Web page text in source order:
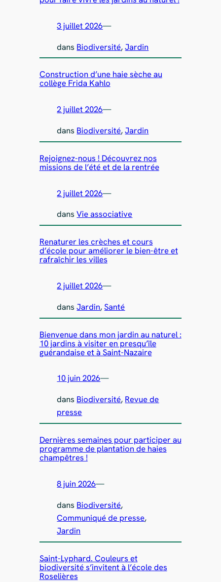
3 juillet 2026—
dans Biodiversité, Jardin
Construction d’une haie sèche au
collège Frida Kahlo
2 juillet 2026—
dans Biodiversité, Jardin
Rejoignez-nous ! Découvrez nos
missions de l’été et de la rentrée
2 juillet 2026—
dansVie associative
Renaturer les crèches et cours
d’école pour améliorer le bien-être et
rafraîchir les villes
2 juillet 2026—
dansJardin, Santé
Bienvenue dans mon jardin au naturel :
10 jardins à visiter en presqu’île
guérandaise et à Saint-Nazaire
10 juin 2026—
dans Biodiversité, Revue de
presse
Dernières semaines pour participer au
programme de plantation de haies
champêtres !
8 juin 2026—
dans Biodiversité
Communiqué de presse
Jardin
Saint-Lyphard. Couleurs et
biodiversité s’invitent à l’école des
Roselières